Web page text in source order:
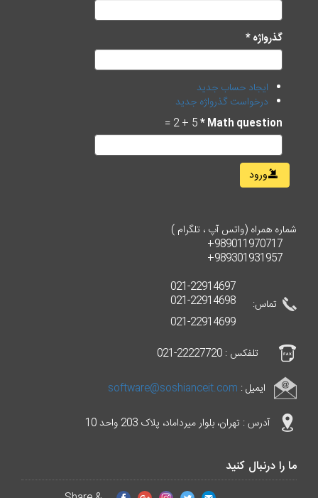
گذرواژه*
ایجاد حساب جدید
درخواست گذرواژه جدید
Math question
*
ورود
شماره همراه (واتس آپ ، تلگرام )
تماس:
021-22914697
021-22914698
021-22914699
تلفکس : 22227720-021
ایمیل : software@soshianceit.com
آدرس : تهران، بلوار میرداماد، پلاک 203 واحد 10
ما را درنبال کنید